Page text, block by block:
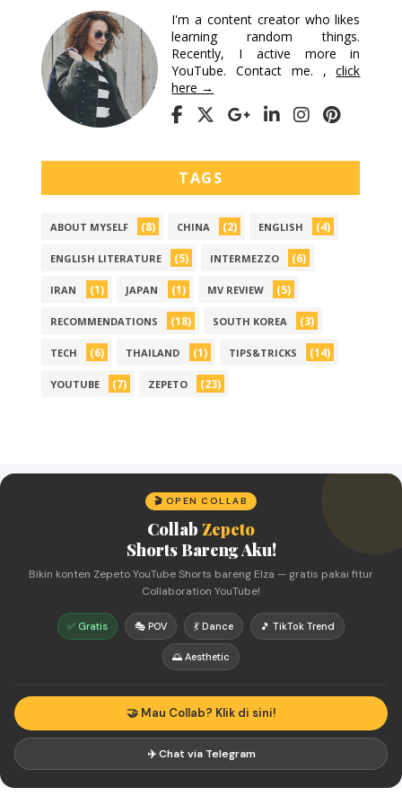
I'm a content creator who likes
learning random things.
Recently, I active more in
YouTube. Contact me. ,click
here →
TAGS
ABOUT MYSELF (8) CHINA (2) ENGLISH (4)
ENGLISH LITERATURE (5) INTERMEZZO (6)
IRAN (1) JAPAN (1) MV REVIEW (5)
RECOMMENDATIONS (18) SOUTH KOREA (3)
TECH (6) THAILAND (1) TIPS&TRICKS (14)
YOUTUBE (7) ZEPETO (23)
🎬 OPEN COLLAB
Collab Zepeto
Shorts Bareng Aku!
Bikin konten Zepeto YouTube Shorts bareng Elza — gratis pakai fitur
Collaboration YouTube!
✅ Gratis 🎭 POV 💃 Dance 🎵 TikTok Trend
🌅 Aesthetic
🤝 Mau Collab? Klik di sini!
✈️ Chat via Telegram